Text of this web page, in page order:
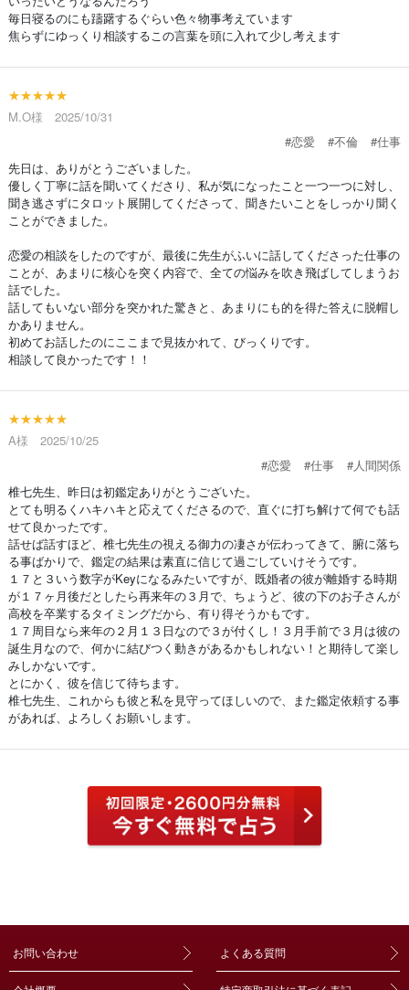
毎日寝るのにも躊躇するぐらい色々物事考えています
焦らずにゆっくり相談するこの言葉を頭に入れて少し考えます
★★★★★
M.O様 2025/10/31
#恋愛
#不倫
#仕事
先日は、ありがとうございました。
優しく丁寧に話を聞いてくださり、私が気になったこと一つ一つに対し、
聞き逃さずにタロット展開してくださって、聞きたいことをしっかり聞く
ことができました。
恋愛の相談をしたのですが、最後に先生がふいに話してくださった仕事の
ことが、あまりに核心を突く内容で、全ての悩みを吹き飛ばしてしまうお
話でした。
話してもいない部分を突かれた驚きと、あまりにも的を得た答えに脱帽し
かありません。
初めてお話したのにここまで見抜かれて、びっくりです。
相談して良かったです！！
★★★★★
A様 2025/10/25
#恋愛
#仕事
#人間関係
椎七先生、昨日は初鑑定ありがとうございた。
とても明るくハキハキと応えてくださるので、直ぐに打ち解けて何でも話
せて良かったです。
話せば話すほど、椎七先生の視える御力の凄さが伝わってきて、腑に落ち
る事ばかりで、鑑定の結果は素直に信じて過ごしていけそうです。
１７と３いう数字がKeyになるみたいですが、既婚者の彼が離婚する時期
が１７ヶ月後だとしたら再来年の３月で、ちょうど、彼の下のお子さんが
高校を卒業するタイミングだから、有り得そうかもです。
１７周目なら来年の２月１３日なので３が付くし！３月手前で３月は彼の
誕生月なので、何かに結びつく動きがあるかもしれない！と期待して楽し
みしかないです。
とにかく、彼を信じて待ちます。
椎七先生、これからも彼と私を見守ってほしいので、また鑑定依頼する事
があれば、よろしくお願いします。
お問い合わせ よくある質問